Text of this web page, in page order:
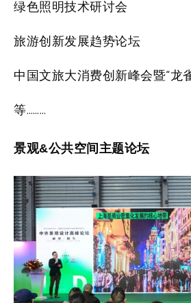
绿色照明技术研讨会
旅游创新发展趋势论坛
中国文旅大消费创新峰会暨“龙
等………
景观&公共空间主题论坛